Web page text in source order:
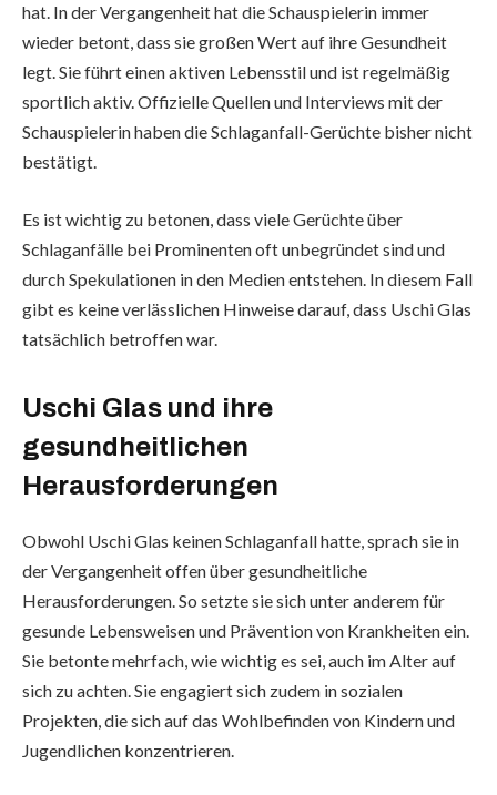
hat. In der Vergangenheit hat die Schauspielerin immer
wieder betont, dass sie großen Wert auf ihre Gesundheit
legt. Sie führt einen aktiven Lebensstil und ist regelmäßig
sportlich aktiv. Offizielle Quellen und Interviews mit der
Schauspielerin haben die Schlaganfall-Gerüchte bisher nicht
bestätigt.
Es ist wichtig zu betonen, dass viele Gerüchte über
Schlaganfälle bei Prominenten oft unbegründet sind und
durch Spekulationen in den Medien entstehen. In diesem Fall
gibt es keine verlässlichen Hinweise darauf, dass Uschi Glas
tatsächlich betroffen war.
Uschi Glas und ihre
gesundheitlichen
Herausforderungen
Obwohl Uschi Glas keinen Schlaganfall hatte, sprach sie in
der Vergangenheit offen über gesundheitliche
Herausforderungen. So setzte sie sich unter anderem für
gesunde Lebensweisen und Prävention von Krankheiten ein.
Sie betonte mehrfach, wie wichtig es sei, auch im Alter auf
sich zu achten. Sie engagiert sich zudem in sozialen
Projekten, die sich auf das Wohlbefinden von Kindern und
Jugendlichen konzentrieren.